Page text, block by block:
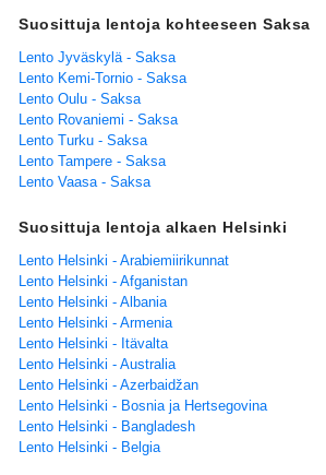
Suosittuja lentoja kohteeseen Saksa
Lento Jyväskylä - Saksa
Lento Kemi-Tornio - Saksa
Lento Oulu - Saksa
Lento Rovaniemi - Saksa
Lento Turku - Saksa
Lento Tampere - Saksa
Lento Vaasa - Saksa
Suosittuja lentoja alkaen Helsinki
Lento Helsinki - Arabiemiirikunnat
Lento Helsinki - Afganistan
Lento Helsinki - Albania
Lento Helsinki - Armenia
Lento Helsinki - Itävalta
Lento Helsinki - Australia
Lento Helsinki - Azerbaidžan
Lento Helsinki - Bosnia ja Hertsegovina
Lento Helsinki - Bangladesh
Lento Helsinki - Belgia